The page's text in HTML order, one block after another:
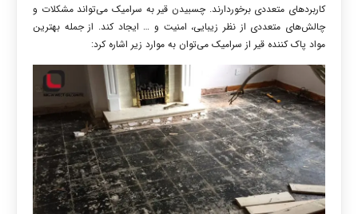
کاربردهای متعددی برخوردارند. چسبیدن قیر به سرامیک می‌تواند مشکلات و
چالش‌های متعددی از نظر زیبایی، امنیت و … ایجاد کند. از جمله بهترین
مواد پاک کننده قیر از سرامیک می‌توان به موارد زیر اشاره کرد: